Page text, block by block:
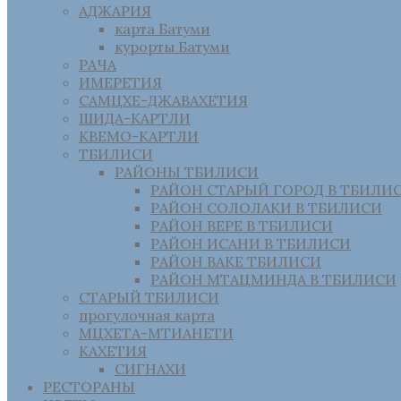
АДЖАРИЯ
карта Батуми
курорты Батуми
РАЧА
ИМЕРЕТИЯ
САМЦХЕ-ДЖАВАХЕТИЯ
ШИДА-КАРТЛИ
КВЕМО-КАРТЛИ
ТБИЛИСИ
РАЙОНЫ ТБИЛИСИ
РАЙОН СТАРЫЙ ГОРОД В
РАЙОН СОЛОЛАКИ В ТБИЛИСИ
РАЙОН ВЕРЕ В ТБИЛИСИ
РАЙОН ИСАНИ В ТБИЛИСИ
РАЙОН ВАКЕ ТБИЛИСИ
РАЙОН МТАЦМИНДА В ТБИЛИСИ
СТАРЫЙ ТБИЛИСИ
прогулочная карта
МЦХЕТА-МТИАНЕТИ
КАХЕТИЯ
СИГНАХИ
РЕСТОРАНЫ